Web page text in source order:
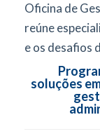
Oficina de
reúne
e os desafios
soluções